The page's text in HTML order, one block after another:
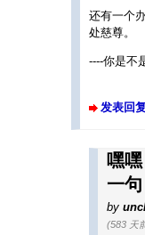
还有一个
处慈尊。
----你是不
发表回复
嘿
一句
by
(583 天